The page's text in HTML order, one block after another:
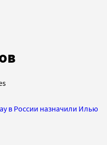
в России назначили Илью